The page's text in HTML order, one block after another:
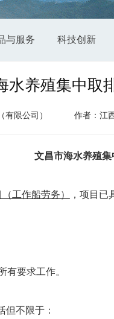
与服务 科技创新
水养殖集中取
有限公司） 作者：江
文昌市海水养殖
工作船劳务）
，项目已
有要求工作。
但不限于：